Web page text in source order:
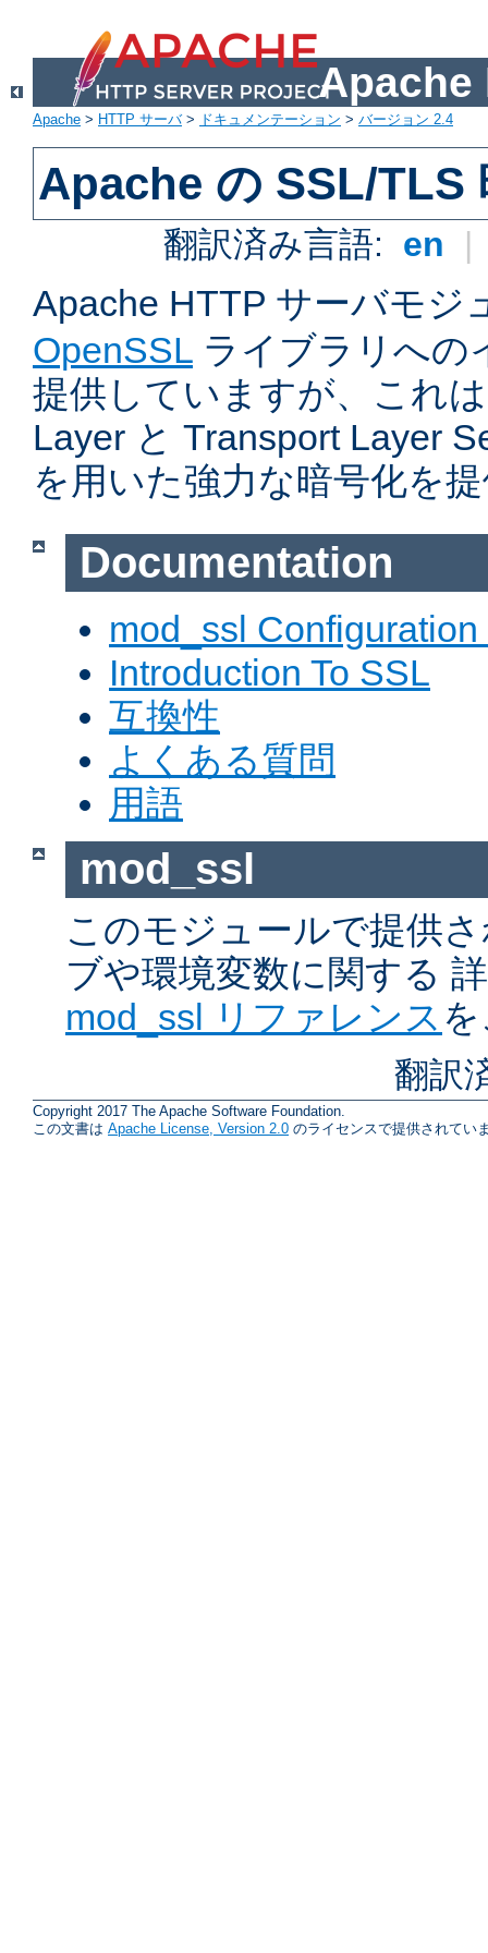
Apache
Apache > HTTP サーバ> ドキュメンテーション > バージョン 2.4
Apache の SSL/TLS
翻訳済み言語: en |
Apache HTTP サーバモジ
OpenSSL ライブラリへの
提供していますが、これ
Layer と Transport Layer
を用いた強力な暗号化を
Documentation
mod_ssl Configuration
Introduction To SSL
互換性
よくある質問
用語
mod_ssl
このモジュールで提供
ブや環境変数に関する
mod_ssl リファレンス
翻訳
Copyright 2017 The Apache Software Foundation.
この文書は Apache License, Version 2.0 のライセンスで提供されてい